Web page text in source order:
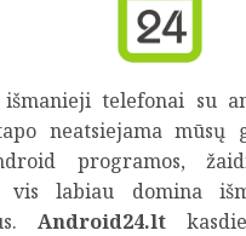
išmanieji telefonai su
neatsiejama mūsų
programos,
vis labiau domina
Android24.lt